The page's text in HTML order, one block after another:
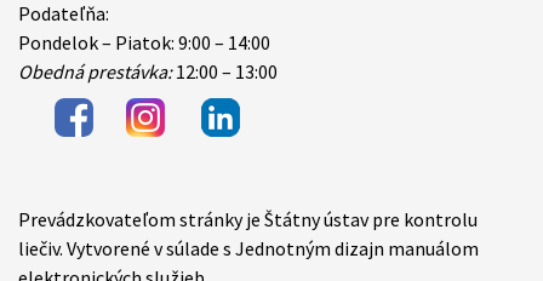
Podateľňa:
Pondelok – Piatok: 9:00 – 14:00
Obedná prestávka:12:00 – 13:00
Items
Prevádzkovateľom stránky je Štátny ústav pre kontrolu
liečiv. Vytvorené v súlade s Jednotným dizajn manuálom